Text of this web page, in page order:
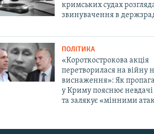
кримських судах
звинувачення в
ПОЛІТИКА
«Короткострокова акція
перетворилася на війну
виснаження»: Як
у Криму пояснює
та залякує «мінними